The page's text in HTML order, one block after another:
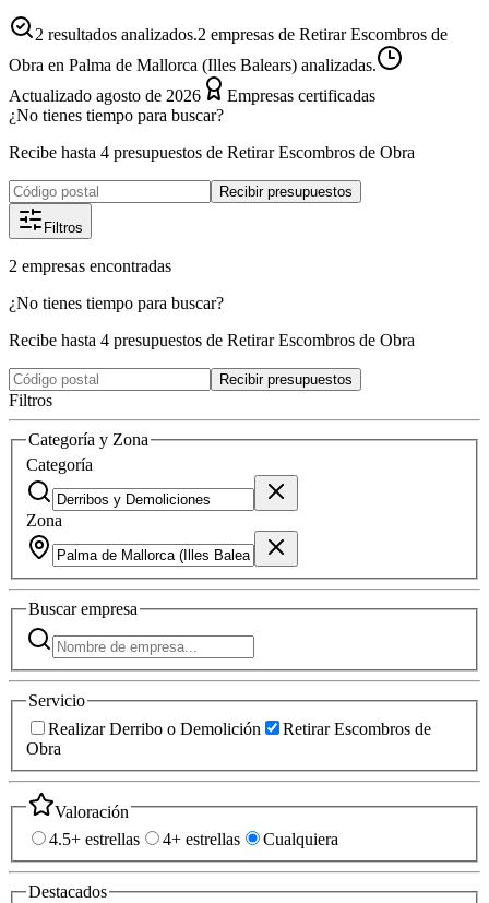
2 resultados analizados.2 empresas de Retirar Escombros de
Obra en Palma de Mallorca (Illes Balears) analizadas.
Actualizado agosto de 2026
Empresas certificadas
¿No tienes tiempo para buscar?
Recibe hasta 4 presupuestos de Retirar Escombros de Obra
Recibir presupuestos
Filtros
2 empresas encontradas
¿No tienes tiempo para buscar?
Recibe hasta 4 presupuestos de Retirar Escombros de Obra
Recibir presupuestos
Filtros
Categoría y Zona
Categoría
Zona
Buscarempresa
Servicio
Realizar Derribo o Demolición
Retirar Escombros de
Obra
Valoración
4.5+ estrellas
4+ estrellas Cualquiera
Destacados